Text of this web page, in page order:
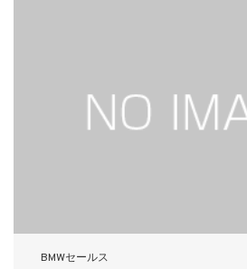
BMWセールス